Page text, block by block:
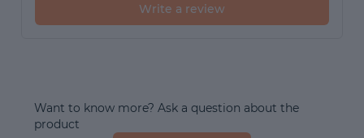
Write a review
Want to know more? Ask a question about the
product